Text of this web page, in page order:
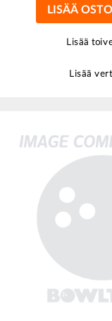
LISÄÄ
Lisää
Lisää